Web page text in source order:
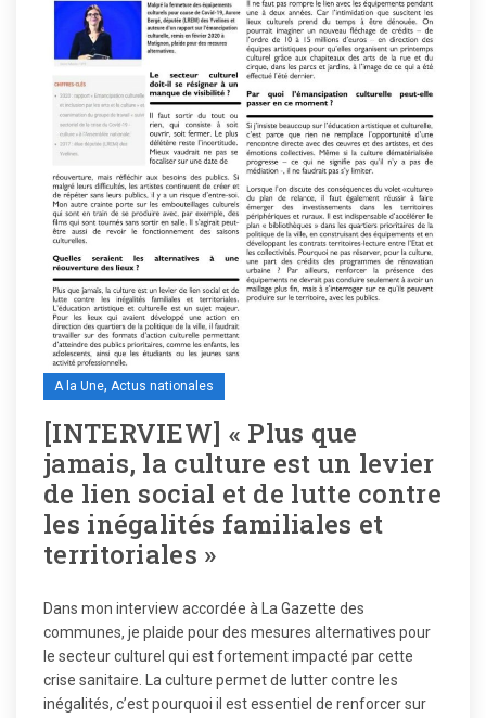
A la Une, Actus nationales
[INTERVIEW] « Plus que
jamais, la culture est un levier
de lien social et de lutte contre
les inégalités familiales et
territoriales »
Dans mon interview accordée à La Gazette des
communes, je plaide pour des mesures alternatives pour
le secteur culturel qui est fortement impacté par cette
crise sanitaire. La culture permet de lutter contre les
inégalités, c’est pourquoi il est essentiel de renforcer sur